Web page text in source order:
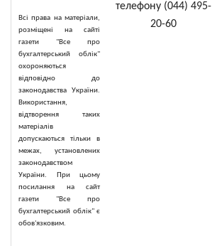
Всі права на матеріали,
розміщені на сайті
газети "Все про
бухгалтерський облік"
охороняються
відповідно до
законодавства України.
Використання,
відтворення таких
матеріалів
допускаються тільки в
межах, установлених
законодавством
України. При цьому
посилання на сайт
газети "Все про
бухгалтерський облік" є
обов'язковим.
телефону (044) 495-
20-60